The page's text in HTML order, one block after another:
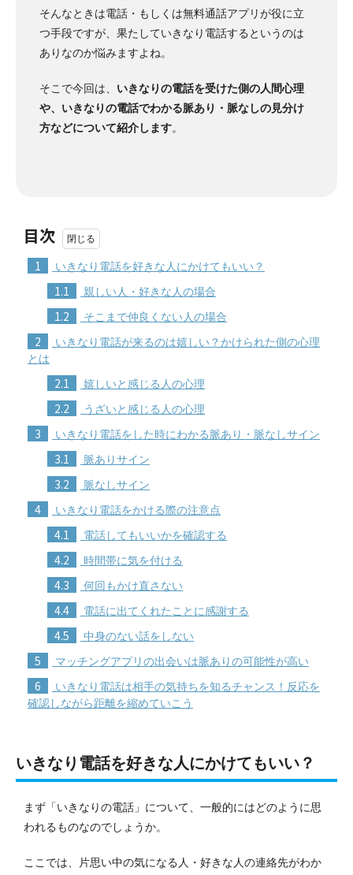
そんなときは電話・もしくは無料通話アプリが役に立
つ手段ですが、果たしていきなり電話するというのは
ありなのか悩みますよね。
そこで今回は、 いきなりの電話を受けた側の人間心理
や、いきなりの電話でわかる脈あり・脈なしの見分け
方などについて紹介します。
目次
1 いきなり電話を好きな人にかけてもいい？
1.1 親しい人・好きな人の場合
1.2 そこまで仲良くない人の場合
2
いきなり電話が来るのは嬉しい？かけられた側の心理
とは
2.1 嬉しいと感じる人の心理
2.2 うざいと感じる人の心理
3 いきなり電話をした時にわかる脈あり・脈なしサイン
3.1 脈ありサイン
3.2 脈なしサイン
4 いきなり電話をかける際の注意点
4.1 電話してもいいかを確認する
4.2 時間帯に気を付ける
4.3 何回もかけ直さない
4.4 電話に出てくれたことに感謝する
4.5 中身のない話をしない
5 マッチングアプリの出会いは脈ありの可能性が高い
6
いきなり電話は相手の気持ちを知るチャンス！反応を
確認しながら距離を縮めていこう
いきなり電話を好きな人にかけてもいい？
まず「いきなりの電話」について、一般的にはどのように思
われるものなのでしょうか。
ここでは、片思い中の気になる人・好きな人の連絡先がわか